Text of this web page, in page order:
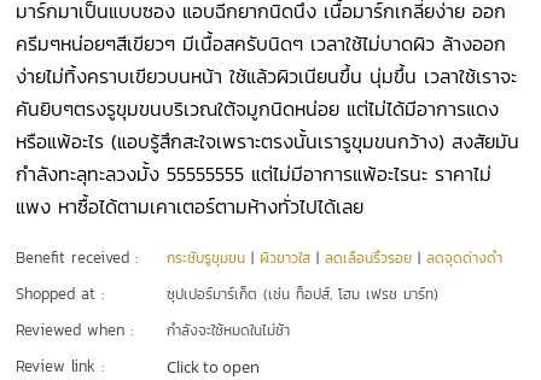
มาร์กมาเป็นแบบซอง แอบฉีกยากนิดนึง เนื้อมาร์กเกลี่ยง่าย ออก
ครีมๆหน่อยๆสีเขียวๆ มีเนื้อสครับนิดๆ เวลาใช้ไม่บาดผิว ล้างออก
ง่ายไม่ทิ้งคราบเขียวบนหน้า ใช้แล้วผิวเนียนขึ้น นุ่มขึ้น เวลาใช้เราจะ
คันยิบๆตรงรูขุมขนบริเวณใต้จมูกนิดหน่อย แต่ไม่ได้มีอาการแดง
หรือแพ้อะไร (แอบรู้สึกสะใจเพราะตรงนั้นเรารูขุมขนกว้าง) สงสัยมัน
กำลังทะลุทะลวงมั้ง 55555555 แต่ไม่มีอาการแพ้อะไรนะ ราคาไม่
แพง หาซื้อได้ตามเคาเตอร์ตามห้างทั่วไปได้เลย
Benefit received : กระชับรูขุมขน |ผิวขาวใส |ลดเลือนริ้วรอย |ลดจุดด่างดำ
Shopped at : ซุปเปอร์มาร์เก็ต (เช่น ท็อปส์, โฮม เฟรช มาร์ท)
Reviewed when : กำลังจะใช้หมดในไม่ช้า
Review link : Click to open